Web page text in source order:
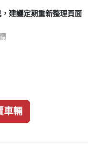
建議定期重新整理頁面
車輛